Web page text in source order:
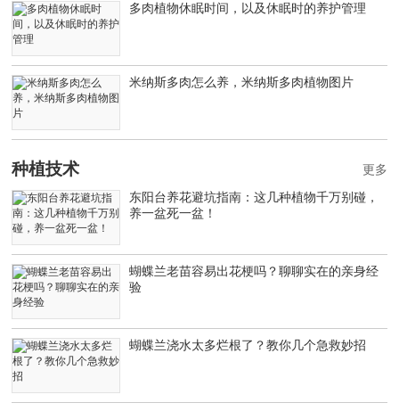
多肉植物休眠时间，以及休眠时的养护管理
米纳斯多肉怎么养，米纳斯多肉植物图片
种植技术
东阳台养花避坑指南：这几种植物千万别碰，
养一盆死一盆！
蝴蝶兰老苗容易出花梗吗？聊聊实在的亲身经
验
蝴蝶兰浇水太多烂根了？教你几个急救妙招
更多